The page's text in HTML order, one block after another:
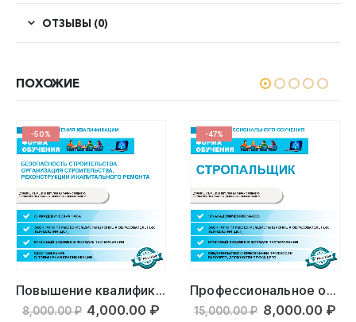
ОТЗЫВЫ (0)
ПОХОЖИЕ
-50%
Повышение квалификации: Безопасность строительства. Организация строительства, реконструкции и капитального ремонта
8,000.00₽ Первоначальная
4,000.00 ₽ Текущая
-47%
Профессиональное обучение: Стропальщик
15,000.00₽ 8,000.00 ₽